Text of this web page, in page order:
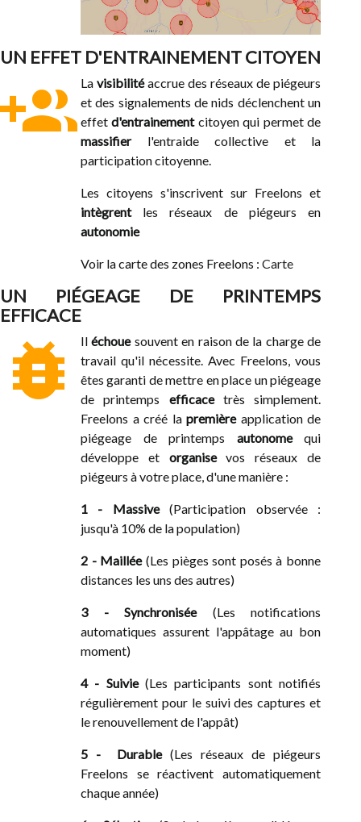
UN EFFET D'ENTRAINEMENT CITOYEN
group_add La visibilitéaccrue des réseaux de piégeurs
et des signalements de nids déclenchent un
effetd'entrainementcitoyen qui permet de
massifierl'entraide collective et la
participation citoyenne.
Les citoyens s'inscrivent sur Freelons et
intègrentles réseaux de piégeurs en
autonomie
Voir la carte des zones Freelons : Carte
UN PIÉGEAGE DE PRINTEMPS
EFFICACE
bug_report Iléchouesouvent en raison de la charge de
travail qu'il nécessite. Avec Freelons, vous
êtes garanti de mettre en place un piégeage
de printemps efficacetrès simplement.
Freelons a créé la premièreapplication de
piégeage de printemps autonomequi
développe et organisevos réseaux de
piégeurs à votre place, d'une manière :
1 - Massive(Participation observée :
jusqu'à 10% de la population)
2 - Maillée (Les pièges sont posés à bonne
distances les uns des autres)
3 - Synchronisée (Les notifications
automatiques assurent l'appâtage au bon
moment)
4 - Suivie (Les participants sont notifiés
régulièrement pour le suivi des captures et
le renouvellement de l'appât)
5 - Durable (Les réseaux de piégeurs
Freelons se réactivent automatiquement
chaque année)